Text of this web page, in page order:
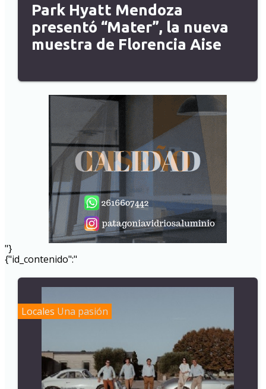
Park Hyatt Mendoza
presentó “Mater”, la nueva
muestra de Florencia Aise
"}
{"id_contenido":"
Locales Una pasión